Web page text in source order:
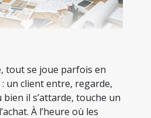
tout se joue parfois en
un client entre, regarde,
il s’attarde, touche un
À l’heure où les